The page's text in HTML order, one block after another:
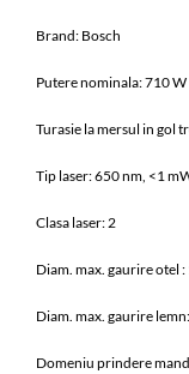
Brand: Bosch
Putere nominala: 710 W
Turasie la mersul in gol
Tip laser: 650 nm, <1
Clasa laser: 2
Diam. max. gaurire otel :
Diam. max. gaurire
Domeniu prindere